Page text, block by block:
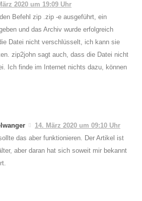
2020 um 19:09 Uhr
Befehl zip .zip -e ausgeführt, ein
und das Archiv wurde erfolgreich
Datei nicht verschlüsselt, ich kann sie
zip2john sagt auch, dass die Datei nicht
Ich finde im Internet nichts dazu, können
14. März 2020 um 09:10 Uhr
das aber funktionieren. Der Artikel ist
aber daran hat sich soweit mir bekannt